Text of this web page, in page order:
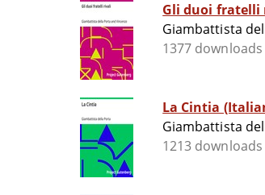
Gli duoi fratelli
Giambattista
1377 downloads
La Cintia
Giambattista
1213 downloads